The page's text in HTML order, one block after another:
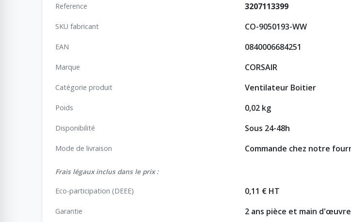
Reference 3207113399
SKU fabricant CO-9050193-WW
EAN 0840006684251
Marque CORSAIR
Catégorie produit Ventilateur Boitier
Poids 0,02 kg
Disponibilité Sous 24-48h
Mode de livraison Commande chez notre
Frais légaux inclus dans le prix :
Eco-participation (DEEE) 0,11 € HT
Garantie 2 ans pièce et main d'œuvre